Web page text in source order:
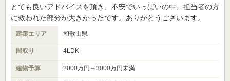
とても良いアドバイスを頂き、不安でいっぱいの中、担当者の方
に救われた部分が大きかったです。ありがとうございます。
建築エリア 和歌山県
間取り 4LDK
建物予算 2000万円～3000万円未満